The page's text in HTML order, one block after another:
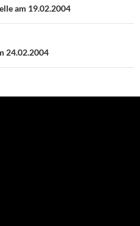
am 19.02.2004
24.02.2004